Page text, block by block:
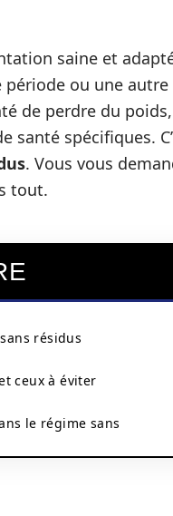
saine et
ou une
de perdre du
santé spécifiques.
. Vous vous
tout.
résidus
ceux à éviter
le régime sans